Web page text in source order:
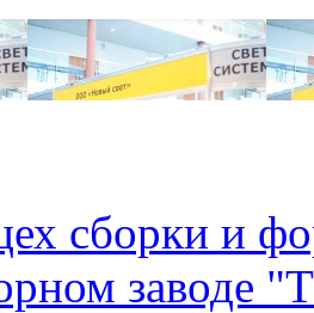
сборки и
заводе